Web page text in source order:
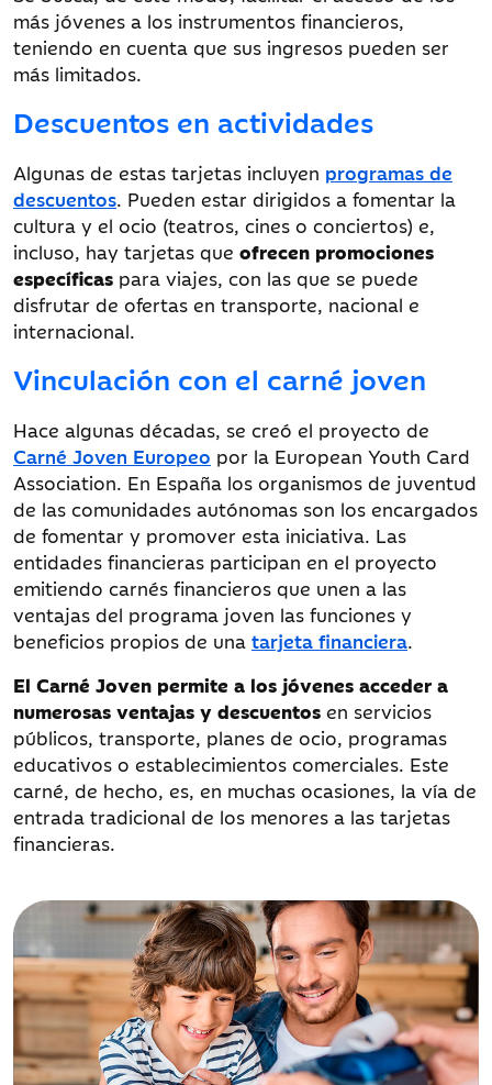
más jóvenes a los instrumentos financieros,
teniendo en cuenta que sus ingresos pueden ser
más limitados.
Descuentos en actividades
Algunas de estas tarjetas incluyen programas de
descuentos. Pueden estar dirigidos a fomentar la
cultura y el ocio (teatros, cines o conciertos) e,
incluso, hay tarjetas que ofrecen promociones
específicas para viajes, con las que se puede
disfrutar de ofertas en transporte, nacional e
internacional.
Vinculación con el carné joven
Hace algunas décadas, se creó el proyecto de
Carné Joven Europeo por la European Youth Card
Association. En España los organismos de juventud
de las comunidades autónomas son los encargados
de fomentar y promover esta iniciativa. Las
entidades financieras participan en el proyecto
emitiendo carnés financieros que unen a las
ventajas del programa joven las funciones y
beneficios propios de una tarjeta financiera.
El Carné Joven permite a los jóvenes acceder a
numerosas ventajas y descuentos en servicios
públicos, transporte, planes de ocio, programas
educativos o establecimientos comerciales. Este
carné, de hecho, es, en muchas ocasiones, la vía de
entrada tradicional de los menores a las tarjetas
financieras.